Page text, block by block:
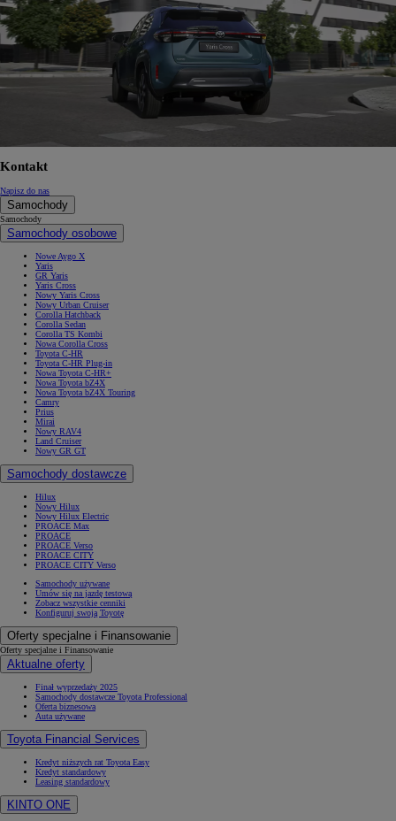
Kontakt
Napisz do nas
Samochody
Samochody
Samochody osobowe
Nowe Aygo X
Yaris
GR Yaris
Yaris Cross
Nowy Yaris Cross
Nowy Urban Cruiser
Corolla Hatchback
Corolla Sedan
Corolla TS Kombi
Nowa Corolla Cross
Toyota C-HR
Toyota C-HR Plug-in
Nowa Toyota C-HR+
Nowa Toyota bZ4X
Nowa Toyota bZ4X Touring
Camry
Prius
Mirai
Nowy RAV4
Land Cruiser
Nowy GR GT
Samochody dostawcze
Hilux
Nowy Hilux
Nowy Hilux Electric
PROACE Max
PROACE
PROACE Verso
PROACE CITY
PROACE CITY Verso
Samochody używane
Umów się na jazdę testową
Zobacz wszystkie cenniki
Konfiguruj swoją Toyotę
Oferty specjalne i Finansowanie
Oferty specjalne i Finansowanie
Aktualne oferty
Finał wyprzedaży 2025
Samochody dostawcze Toyota Professional
Oferta biznesowa
Auta używane
Toyota Financial Services
Kredyt niższych rat Toyota Easy
Kredyt standardowy
Leasing standardowy
KINTO ONE